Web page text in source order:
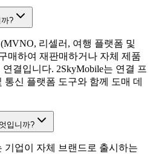
?
리셀러, 여행 플랫폼 및
매하여 재판매하거나 자체 제품
결입니다. 2SkyMobile는 연결 프
통신 플랫폼 도구와 함께 도매 데
입니까?
기업이 자체 브랜드로 출시하는